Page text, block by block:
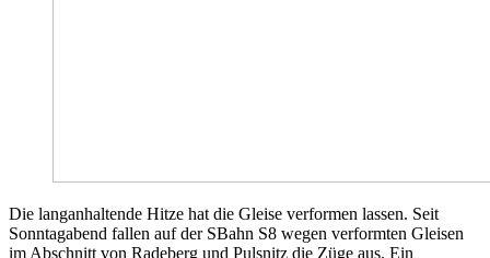
Die langanhaltende Hitze hat die Gleise verformen lassen. Seit
Sonntagabend fallen auf der SBahn S8 wegen verformten Gleisen
im Abschnitt von Radeberg und Pulsnitz die Züge aus. Ein